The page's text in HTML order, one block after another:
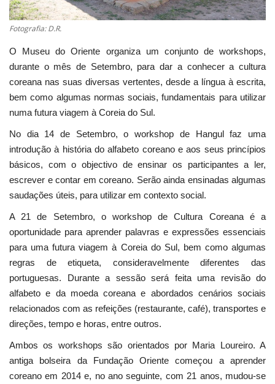
Ficha técnica
Cultura
Lazer
Ambiente
Fotografia: D.R.
O Museu do Oriente organiza um conjunto de workshops,
durante o mês de Setembro, para dar a conhecer a cultura
coreana nas suas diversas vertentes, desde a língua à escrita,
bem como algumas normas sociais, fundamentais para utilizar
numa futura viagem à Coreia do Sul.
No dia 14 de Setembro, o workshop de Hangul faz uma
introdução à história do alfabeto coreano e aos seus princípios
básicos, com o objectivo de ensinar os participantes a ler,
escrever e contar em coreano. Serão ainda ensinadas algumas
saudações úteis, para utilizar em contexto social.
A 21 de Setembro, o workshop de Cultura Coreana é a
oportunidade para aprender palavras e expressões essenciais
para uma futura viagem à Coreia do Sul, bem como algumas
regras de etiqueta, consideravelmente diferentes das
portuguesas. Durante a sessão será feita uma revisão do
alfabeto e da moeda coreana e abordados cenários sociais
relacionados com as refeições (restaurante, café), transportes e
direções, tempo e horas, entre outros.
Ambos os workshops são orientados por Maria Loureiro. A
antiga bolseira da Fundação Oriente começou a aprender
coreano em 2014 e, no ano seguinte, com 21 anos, mudou-se